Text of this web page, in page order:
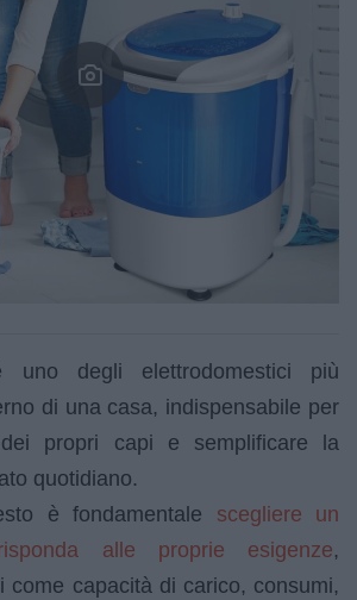
uno degli elettrodomestici più
di una casa, indispensabile per
propri capi e semplificare la
quotidiano.
è fondamentale scegliere un
alle proprie esigenze,
come capacità di carico, consumi,